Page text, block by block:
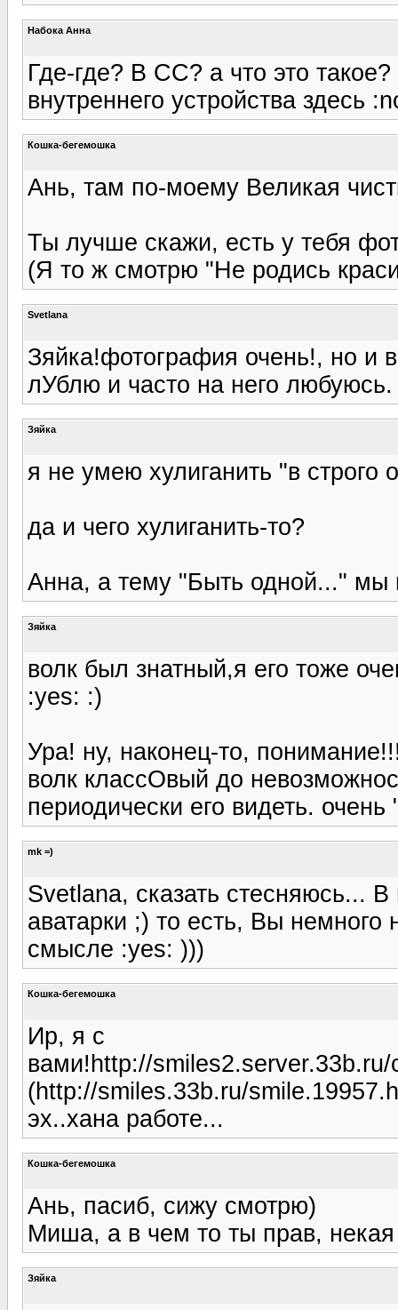
Набока Анна
Где-где? В СС? а что это
внутреннего устройства здесь
Кошка-бегемошка
Ань, там по-моему Великая
Ты лучше скажи, есть у тебя
(Я то ж смотрю "Не родись
Svetlana
Зяйка!фотография очень!, но и
лУблю и часто на него
Зяйка
я не умею хулиганить "в
да и чего хулиганить-то?
Анна, а тему "Быть одной..." мы
Зяйка
волк был знатный,я его тоже
:yes: :)
Ура! ну, наконец-то,
волк классОвый до
периодически его видеть.
mk =)
Svetlana, сказать стесняюсь...
аватарки ;) то есть, Вы
смысле :yes: )))
Кошка-бегемошка
Ир, я с
вами!http://
(http://smiles.33b.ru/
эх..хана работе...
Кошка-бегемошка
Ань, пасиб, сижу смотрю)
Миша, а в чем то ты прав, некая
Зяйка